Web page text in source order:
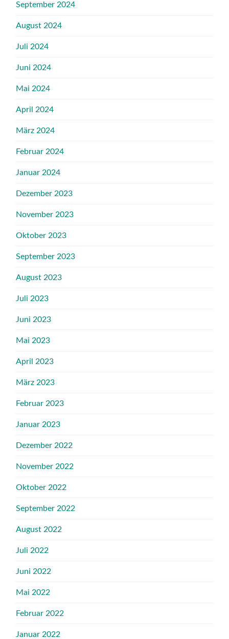
September 2024
August 2024
Juli 2024
Juni 2024
Mai 2024
April 2024
März 2024
Februar 2024
Januar 2024
Dezember 2023
November 2023
Oktober 2023
September 2023
August 2023
Juli 2023
Juni 2023
Mai 2023
April 2023
März 2023
Februar 2023
Januar 2023
Dezember 2022
November 2022
Oktober 2022
September 2022
August 2022
Juli 2022
Juni 2022
Mai 2022
Februar 2022
Januar 2022